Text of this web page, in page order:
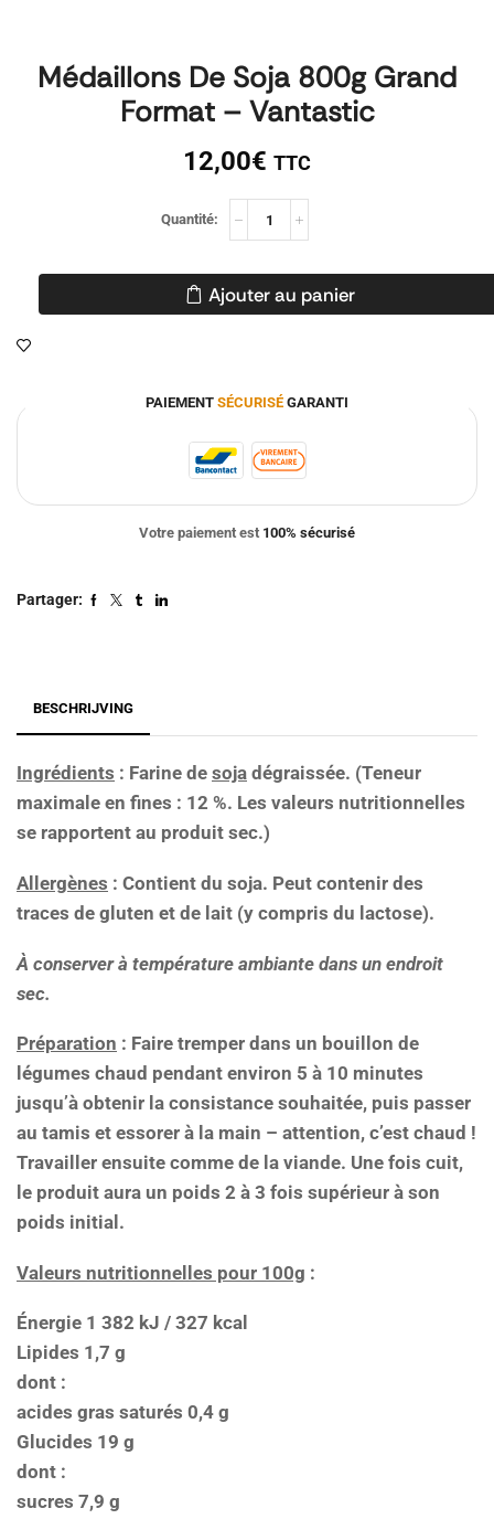
Médaillons De Soja 800g Grand
Format – Vantastic
12,00€ TTC
Ajouter au panier
PAIEMENT SÉCURISÉ GARANTI
Votre paiement est 100% sécurisé
Partager:
BESCHRIJVING
Ingrédients : Farine de soja dégraissée. (Teneur
maximale en fines : 12 %. Les valeurs nutritionnelles
se rapportent au produit sec.)
Allergènes : Contient du soja. Peut contenir des
traces de gluten et de lait (y compris du lactose).
À conserver à température ambiante dans un endroit
sec.
Préparation : Faire tremper dans un bouillon de
légumes chaud pendant environ 5 à 10 minutes
jusqu’à obtenir la consistance souhaitée, puis passer
au tamis et essorer à la main – attention, c’est chaud !
Travailler ensuite comme de la viande. Une fois cuit,
le produit aura un poids 2 à 3 fois supérieur à son
poids initial.
Valeurs nutritionnelles pour 100g :
Énergie 1 382 kJ / 327 kcal
Lipides 1,7 g
dont :
acides gras saturés 0,4 g
Glucides 19 g
dont :
sucres 7,9 g